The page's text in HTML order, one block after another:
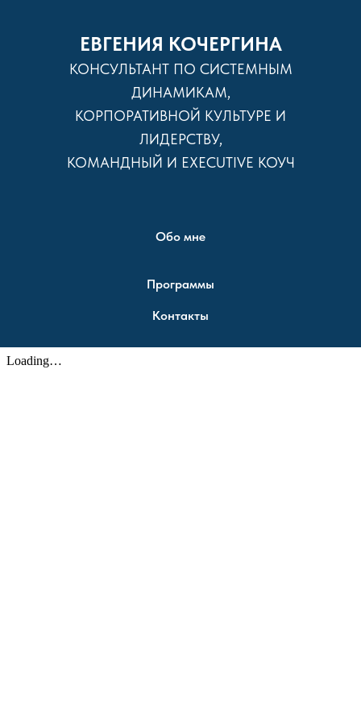
ЕВГЕНИЯ КОЧЕРГИНА
КОНСУЛЬТАНТ ПО СИСТЕМНЫМ
ДИНАМИКАМ,
КОРПОРАТИВНОЙ КУЛЬТУРЕ И
ЛИДЕРСТВУ,
КОМАНДНЫЙ И EXECUTIVE КОУЧ
Обо мне
Программы
Контакты